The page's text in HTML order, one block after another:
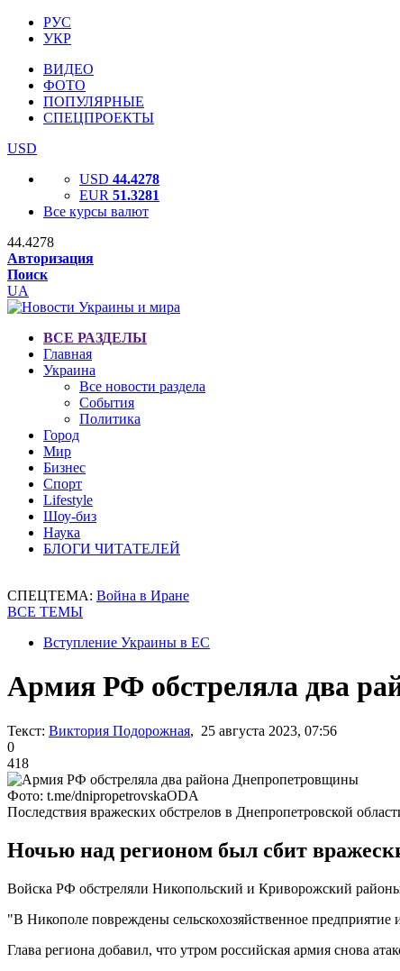
РУС
УКР
ВИДЕО
ФОТО
ПОПУЛЯРНЫЕ
СПЕЦПРОЕКТЫ
USD
USD 44.4278
EUR 51.3281
Все курсы валют
44.4278
Авторизация
Поиск
UA
ВСЕ РАЗДЕЛЫ
Главная
Украина
Все новости раздела
События
Политика
Город
Мир
Бизнес
Спорт
Lifestyle
Шоу-биз
Наука
БЛОГИ ЧИТАТЕЛЕЙ
СПЕЦТЕМА: Война в Иране
ВСЕ ТЕМЫ
Вступление Украины в ЕС
Армия РФ обстреляла два
Текст: Виктория Подорожная, 25 августа 2023, 07:56
0
418
Фото: t.me/dnipropetrovskaODA
Последствия вражеских обстрелов в Днепропетровской
Ночью над регионом был сбит
Войска РФ обстреляли Никопольский и Криворожский
"В Никополе повреждены сельскохозяйственное предприятие
Глава региона добавил, что утром российская армия снова